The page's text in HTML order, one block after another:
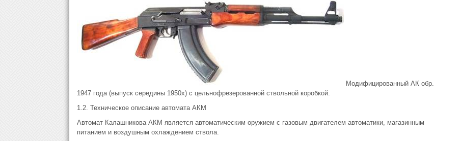
Модифицированный АК обр.
1947 года (выпуск середины 1950х) с цельнофрезерованной ствольной коробкой.
1.2. Техническое описание автомата АКМ
Автомат Калашникова АКМ является автоматическим оружием с газовым двигателем автоматики, магазинным
питанием и воздушным охлаждением ствола.